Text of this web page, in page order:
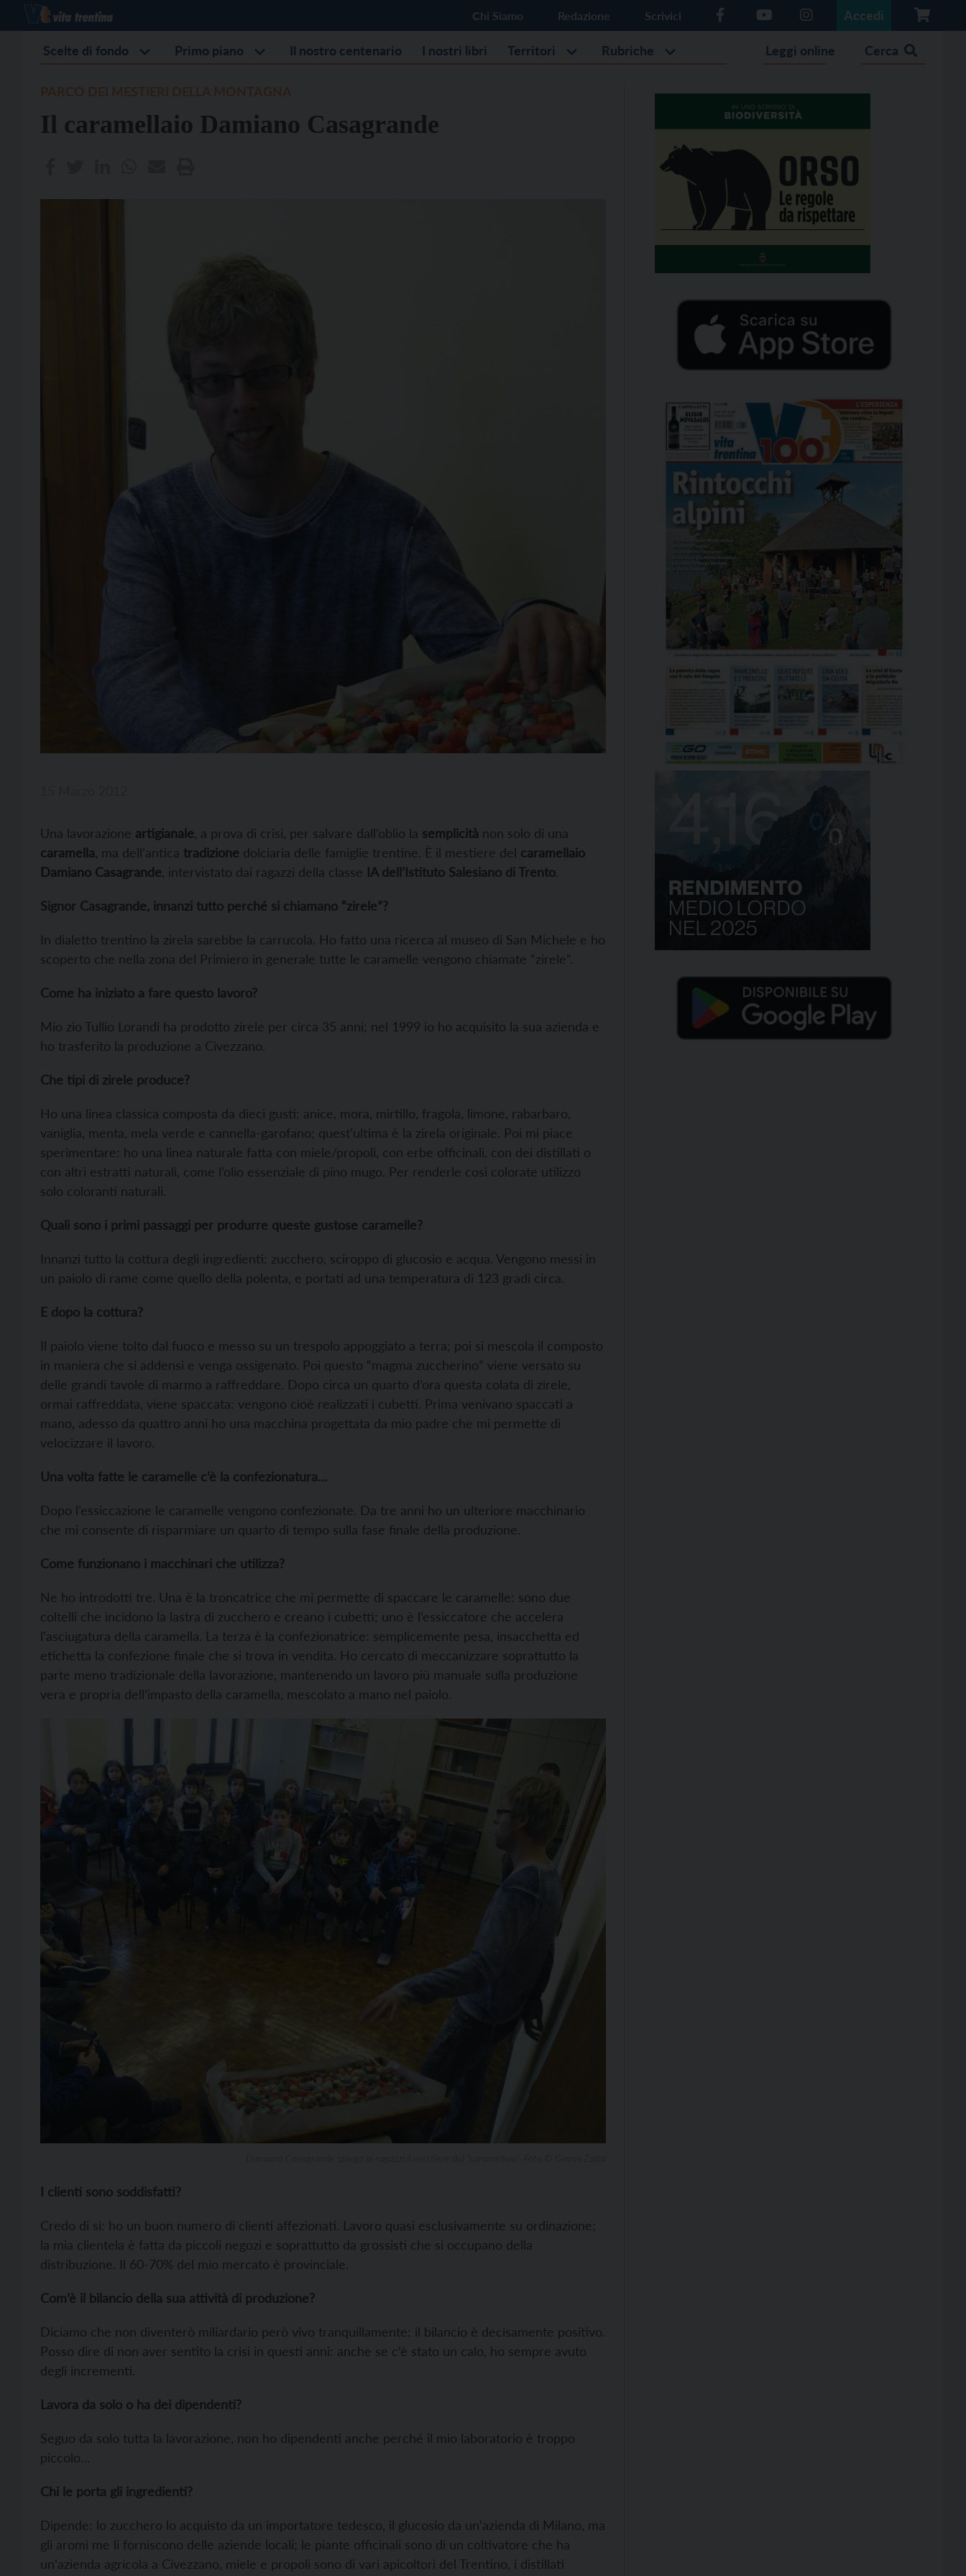
Chi Siamo Redazione Scrivici Accedi
Scelte di fondo Primo piano Il nostro centenario I nostri libri Territori Rubriche Leggi online Cerca
Il caramellaio Damiano Casagrande
Una lavorazione artigianale , a prova di crisi, per salvare dall’oblio la semplicità non solo di una
caramella , ma dell’antica tradizione dolciaria delle famiglie trentine. È il mestiere del caramellaio
Damiano Casagrande , intervistato dai ragazzi della classe IA dell’Istituto Salesiano di Trento.
Signor Casagrande, innanzi tutto perché si chiamano “zirele”?
In dialetto trentino la zirela sarebbe la carrucola. Ho fatto una ricerca al museo di San Michele e ho
scoperto che nella zona del Primiero in generale tutte le caramelle vengono chiamate “zirele”.
Come ha iniziato a fare questo lavoro?
Mio zio Tullio Lorandi ha prodotto zirele per circa 35 anni; nel 1999 io ho acquisito la sua azienda e
ho trasferito la produzione a Civezzano.
Che tipi di zirele produce?
Ho una linea classica composta da dieci gusti: anice, mora, mirtillo, fragola, limone, rabarbaro,
vaniglia, menta, mela verde e cannella-garofano; quest’ultima è la zirela originale. Poi mi piace
sperimentare: ho una linea naturale fatta con miele/propoli, con erbe officinali, con dei distillati o
con altri estratti naturali, come l’olio essenziale di pino mugo. Per renderle così colorate utilizzo
solo coloranti naturali.
Quali sono i primi passaggi per produrre queste gustose caramelle?
Innanzi tutto la cottura degli ingredienti: zucchero, sciroppo di glucosio e acqua. Vengono messi in
un paiolo di rame come quello della polenta, e portati ad una temperatura di 123 gradi circa.
E dopo la cottura?
Il paiolo viene tolto dal fuoco e messo su un trespolo appoggiato a terra; poi si mescola il composto
in maniera che si addensi e venga ossigenato. Poi questo “magma zuccherino” viene versato su
delle grandi tavole di marmo a raffreddare. Dopo circa un quarto d’ora questa colata di zirele,
ormai raffreddata, viene spaccata: vengono cioè realizzati i cubetti. Prima venivano spaccati a
mano, adesso da quattro anni ho una macchina progettata da mio padre che mi permette di
velocizzare il lavoro.
Una volta fatte le caramelle c’è la confezionatura…
Dopo l’essiccazione le caramelle vengono confezionate. Da tre anni ho un ulteriore macchinario
che mi consente di risparmiare un quarto di tempo sulla fase finale della produzione.
Come funzionano i macchinari che utilizza?
Ne ho introdotti tre. Una è la troncatrice che mi permette di spaccare le caramelle: sono due
coltelli che incidono la lastra di zucchero e creano i cubetti; uno è l’essiccatore che accelera
l’asciugatura della caramella. La terza è la confezionatrice: semplicemente pesa, insacchetta ed
etichetta la confezione finale che si trova in vendita. Ho cercato di meccanizzare soprattutto la
parte meno tradizionale della lavorazione, mantenendo un lavoro più manuale sulla produzione
vera e propria dell’impasto della caramella, mescolato a mano nel paiolo.
I clienti sono soddisfatti?
Credo di sì: ho un buon numero di clienti affezionati. Lavoro quasi esclusivamente su ordinazione;
la mia clientela è fatta da piccoli negozi e soprattutto da grossisti che si occupano della
distribuzione. Il 60-70% del mio mercato è provinciale.
Com’è il bilancio della sua attività di produzione?
Diciamo che non diventerò miliardario però vivo tranquillamente: il bilancio è decisamente positivo.
Posso dire di non aver sentito la crisi in questi anni: anche se c’è stato un calo, ho sempre avuto
degli incrementi.
Lavora da solo o ha dei dipendenti?
Seguo da solo tutta la lavorazione, non ho dipendenti anche perché il mio laboratorio è troppo
piccolo…
Chi le porta gli ingredienti?
Dipende: lo zucchero lo acquisto da un importatore tedesco, il glucosio da un’azienda di Milano, ma
gli aromi me li forniscono delle aziende locali; le piante officinali sono di un coltivatore che ha
un’azienda agricola a Civezzano, miele e propoli sono di vari apicoltori del Trentino, i distillati